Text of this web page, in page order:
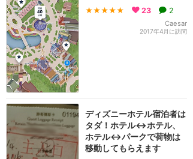
★★★★★ 23 2
Caesar
2017年4月に訪問
ディズニーホテル宿泊者は
タダ！ホテル↔️ホテル、
ホテル↔️パークで荷物は
移動してもらえます